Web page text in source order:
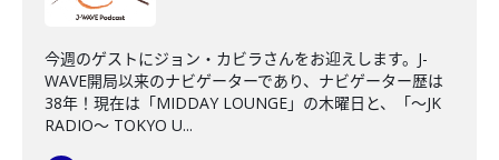
今週のゲストにジョン・カビラさんをお迎えします。J-
WAVE開局以来のナビゲーターであり、ナビゲーター歴は
38年！現在は「MIDDAY LOUNGE」の木曜日と、「〜JK
RADIO〜 TOKYO U...